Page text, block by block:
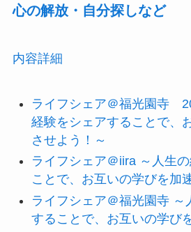
心の解放・自分探しなど
内容詳細
ライフシェア＠福光園寺
経験をシェアすることで、
させよう！～
ライフシェア＠iira ～人生
ことで、お互いの学びを加
ライフシェア＠福光園寺 ～
することで、お互いの学び